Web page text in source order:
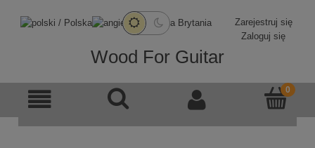
Zarejestruj się
Zaloguj się
Wood For Guitar